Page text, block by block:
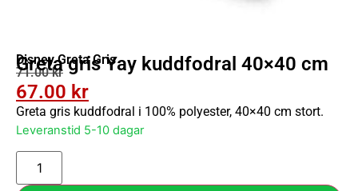
Disney Greta Gris
Greta gris Yay kuddfodral 40×40 cm
71.00kr
67.00 kr
Greta gris kuddfodral i 100% polyester, 40×40 cm stort.
Leveranstid 5-10 dagar